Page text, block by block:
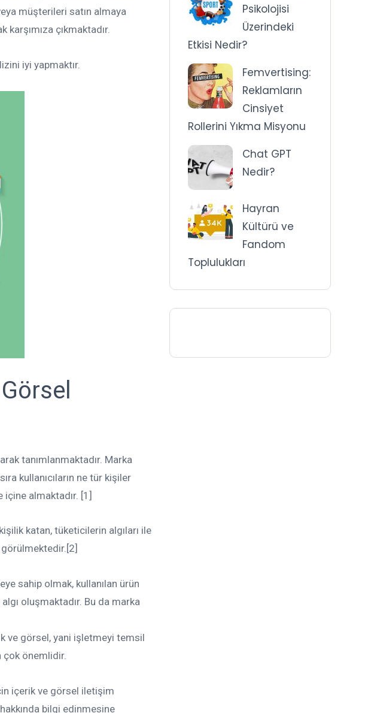
Psikolojisi
Üzerindeki
Etkisi Nedir?
Femvertising:
Reklamların
Cinsiyet
Rollerini Yıkma Misyonu
Chat GPT
Nedir?
Hayran
Kültürü ve
Fandom
Toplulukları
müşterileri satın almaya
çıkmaktadır.
iyi yapmaktır.
tanımlanmaktadır. Marka
kullanıcıların ne tür kişiler
içine almaktadır. [1]
katan, tüketicilerin algıları ile
sahip olmak, kullanılan ürün
oluşmaktadır. Bu da marka
ve görsel, yani işletmeyi temsil
çok önemlidir.
içerik ve görsel iletişim
bilgi edinmesine